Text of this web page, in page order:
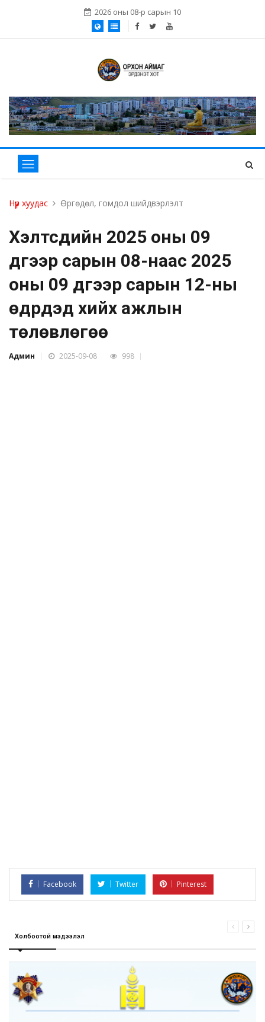
2026 оны 08-р сарын 10
Нүүр хуудас Өргөдөл, гомдол шийдвэрлэлт
Хэлтсүүдийн 2025 оны 09
дүгээр сарын 08-наас 2025
оны 09 дүгээр сарын 12-ны
өдрүүдэд хийх ажлын
төлөвлөгөө
Админ 2025-09-08 998
Facebook Twitter Pinterest
Холбоотой мэдээлэл